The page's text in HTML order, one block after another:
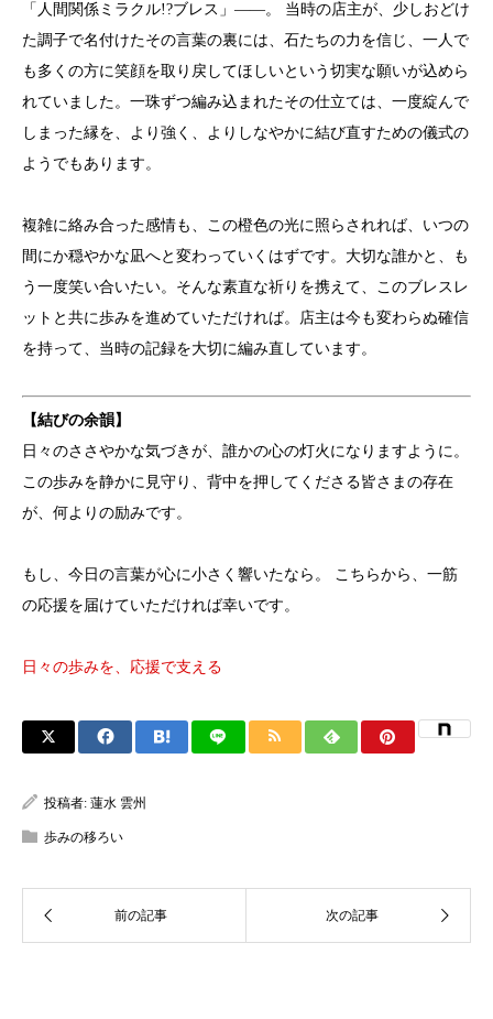
「人間関係ミラクル!?ブレス」――。 当時の店主が、少しおどけ
た調子で名付けたその言葉の裏には、石たちの力を信じ、一人で
も多くの方に笑顔を取り戻してほしいという切実な願いが込めら
れていました。一珠ずつ編み込まれたその仕立ては、一度綻んで
しまった縁を、より強く、よりしなやかに結び直すための儀式の
ようでもあります。
複雑に絡み合った感情も、この橙色の光に照らされれば、いつの
間にか穏やかな凪へと変わっていくはずです。大切な誰かと、も
う一度笑い合いたい。そんな素直な祈りを携えて、このブレスレ
ットと共に歩みを進めていただければ。店主は今も変わらぬ確信
を持って、当時の記録を大切に編み直しています。
【結びの余韻】
日々のささやかな気づきが、誰かの心の灯火になりますように。
この歩みを静かに見守り、背中を押してくださる皆さまの存在
が、何よりの励みです。
もし、今日の言葉が心に小さく響いたなら。 こちらから、一筋
の応援を届けていただければ幸いです。
日々の歩みを、応援で支える
投稿者: 蓮水 雲州
歩みの移ろい